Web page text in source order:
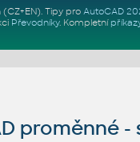
. Tipy pro AutoCAD
Převodníky. Kompletní
proměnné -